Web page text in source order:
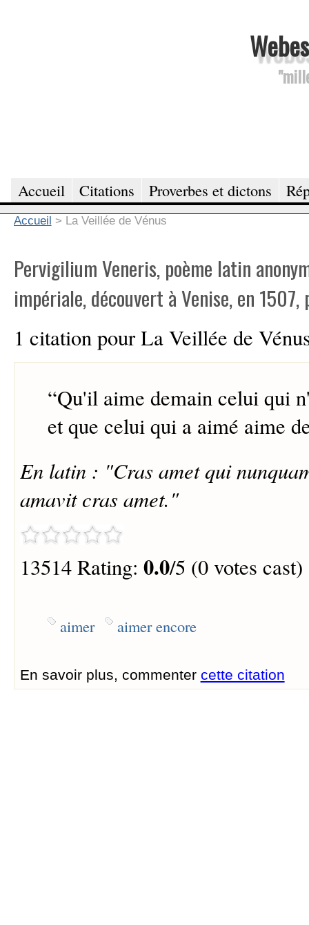
Accueil Citations Proverbes et dictons
Accueil > La Veillée de Vénus
Pervigilium Veneris, poème latin
impériale, découvert à Venise, en 1507,
1 citation pour La Veillée de
“Qu'il aime demain celui qui
et que celui qui a aimé aime
En latin : "Cras amet qui
amavit cras amet."
13514 Rating: 0.0/5 (0 votes cast)
aimer aimer encore
En savoir plus, commenter cette citation